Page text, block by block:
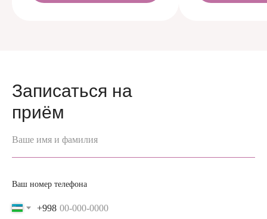
Записаться на
приём
Ваше имя и фамилия
Ваш номер телефона
+998